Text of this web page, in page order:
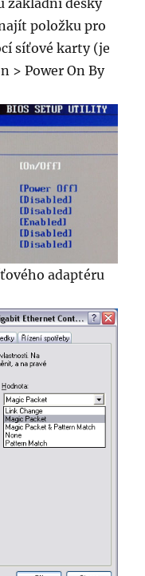
základní desky
položku pro
síťové karty (je
> Power On By
adaptéru